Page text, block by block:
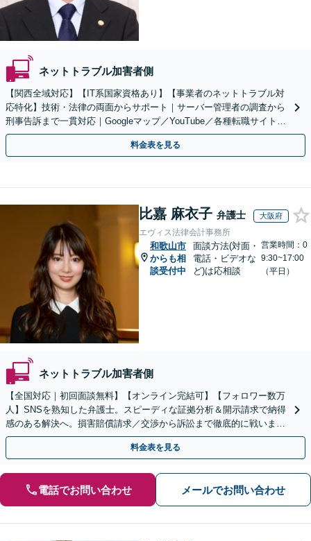
ネットトラブル加害者側
【関西全域対応】【IT系国家資格あり】【事業者のネットトラブル対
応特化】技術・法律の両面からサポート｜サーバー管理者の調査から
刑事告訴まで一貫対応｜Googleマップ／YouTube／各種転職サイトに
特化
料金表を見る
比嘉 麻衣子 弁護士 大阪府
エヴィス法律会計事務所
和歌山市
からも相
談受付中
面談方法(対面・
電話・ビデオな
ど)は応相談
営業時間：0
9:30~17:00
（平日）
ネットトラブル加害者側
【全国対応｜初回面談無料】【オンライン完結可】【フォロワー数万
人】SNSを熟知した弁護士。スピーディな証拠分析＆開示請求で納得
感のある解決へ。損害賠償請求／交渉から訴訟まで徹底的に戦いま
す。意見照会書が届いた方もご相談ください【休日対応】
料金表を見る
電話でお問い合わせ メールでお問い合わせ